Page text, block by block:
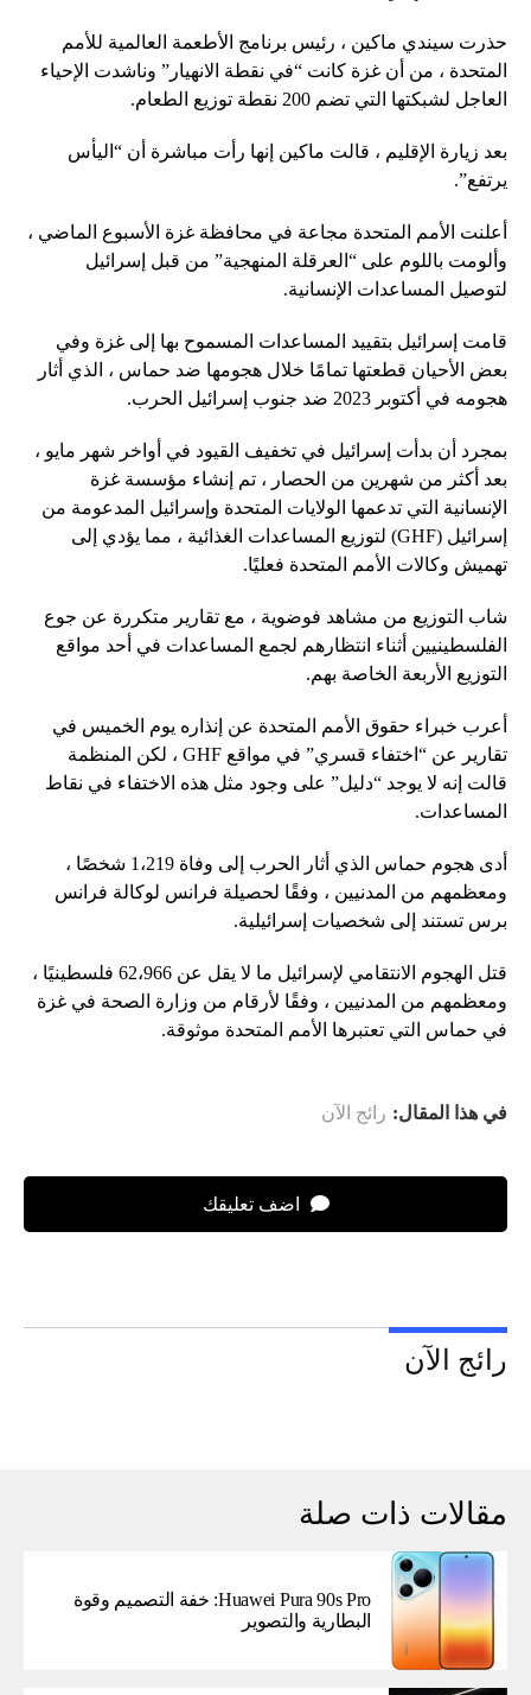
حذرت سيندي ماكين ، رئيس برنامج الأطعمة العالمية للأمم
المتحدة ، من أن غزة كانت “في نقطة الانهيار” وناشدت الإحياء
العاجل لشبكتها التي تضم 200 نقطة توزيع الطعام.
بعد زيارة الإقليم ، قالت ماكين إنها رأت مباشرة أن “اليأس
يرتفع”.
أعلنت الأمم المتحدة مجاعة في محافظة غزة الأسبوع الماضي ،
وألومت باللوم على “العرقلة المنهجية” من قبل إسرائيل
لتوصيل المساعدات الإنسانية.
قامت إسرائيل بتقييد المساعدات المسموح بها إلى غزة وفي
بعض الأحيان قطعتها تمامًا خلال هجومها ضد حماس ، الذي أثار
هجومه في أكتوبر 2023 ضد جنوب إسرائيل الحرب.
بمجرد أن بدأت إسرائيل في تخفيف القيود في أواخر شهر مايو ،
بعد أكثر من شهرين من الحصار ، تم إنشاء مؤسسة غزة
الإنسانية التي تدعمها الولايات المتحدة وإسرائيل المدعومة من
إسرائيل (GHF) لتوزيع المساعدات الغذائية ، مما يؤدي إلى
تهميش وكالات الأمم المتحدة فعليًا.
شاب التوزيع من مشاهد فوضوية ، مع تقارير متكررة عن جوع
الفلسطينيين أثناء انتظارهم لجمع المساعدات في أحد مواقع
التوزيع الأربعة الخاصة بهم.
أعرب خبراء حقوق الأمم المتحدة عن إنذاره يوم الخميس في
تقارير عن “اختفاء قسري” في مواقع GHF ، لكن المنظمة
قالت إنه لا يوجد “دليل” على وجود مثل هذه الاختفاء في نقاط
المساعدات.
أدى هجوم حماس الذي أثار الحرب إلى وفاة 1،219 شخصًا ،
ومعظمهم من المدنيين ، وفقًا لحصيلة فرانس لوكالة فرانس
برس تستند إلى شخصيات إسرائيلية.
قتل الهجوم الانتقامي لإسرائيل ما لا يقل عن 62،966 فلسطينيًا ،
ومعظمهم من المدنيين ، وفقًا لأرقام من وزارة الصحة في غزة
في حماس التي تعتبرها الأمم المتحدة موثوقة.
في هذا المقال: رائج الآن
اضف تعليقك
رائج الآن
مقالات ذات صلة
Huawei Pura 90s Pro: خفة التصميم وقوة
البطارية والتصوير